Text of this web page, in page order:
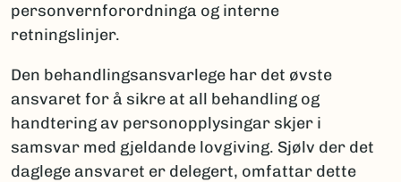
personvernforordninga og interne
retningslinjer.
Den behandlingsansvarlege har det øvste
ansvaret for å sikre at all behandling og
handtering av personopplysingar skjer i
samsvar med gjeldande lovgiving. Sjølv der det
daglege ansvaret er delegert, omfattar dette